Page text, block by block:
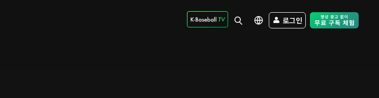
로그인 Free Trial -